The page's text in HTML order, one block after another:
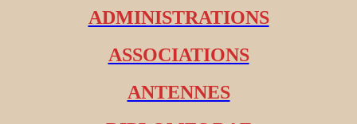
ADMINISTRATIONS
ASSOCIATIONS
ANTENNES